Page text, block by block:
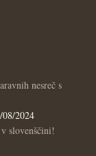
nesreč s
08/2024
slovenščini!